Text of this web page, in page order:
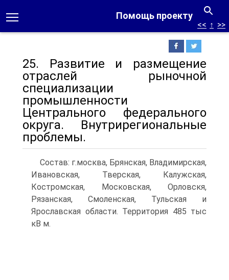
Помощь проекту
<< ↑ >>
25. Развитие и размещение
отраслей рыночной
специализации
промышленности
Центрального федерального
округа. Внутрирегиональные
проблемы.
Состав: г.москва, Брянская, Владимирская,
Ивановская, Тверская, Калужская,
Костромская, Московская, Орловскя,
Рязанская, Смоленская, Тульская и
Ярославская области. Территория 485 тыс
кВ м.